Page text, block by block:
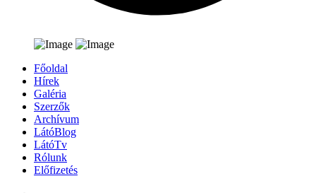
Főoldal
Hírek
Galéria
Szerzők
Archívum
LátóBlog
LátóTv
Rólunk
Előfizetés